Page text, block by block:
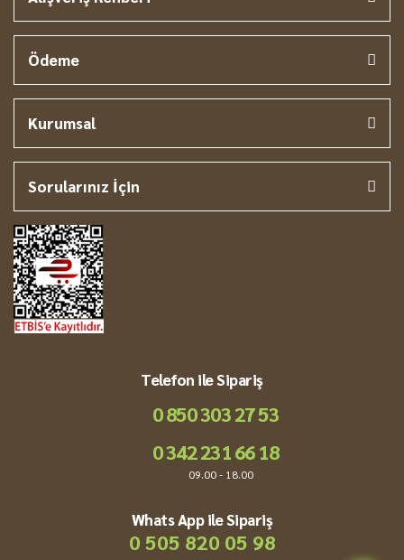
Ödeme
Kurumsal
Sorularınız İçin
Telefon ile Sipariş
0 850 303 27 53
0 342 231 66 18
09.00 - 18.00
Whats App ile Sipariş
0 505 820 05 98